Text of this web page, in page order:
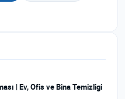
| Ev, Ofis ve Bina Temizligi